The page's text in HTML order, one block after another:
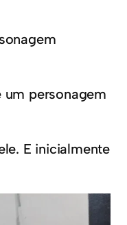
personagem
E inicialmente